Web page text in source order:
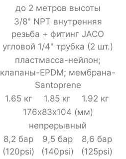
до 2 метров высоты
3/8" NPT внутренняя
резьба + фитинг JACO
угловой 1/4" трубка (2 шт.)
пластмасса-нейлон;
клапаны-EPDM; мембрана-
Santoprene
1.65 кг 1.85 кг
1.92 кг
176х83х104 (мм)
непрерывный
8,2 бар
(120psi)
9,5 бар
(140psi)
8,6 бар
(125psi)